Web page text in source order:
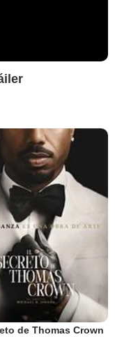
de Thomas Crown